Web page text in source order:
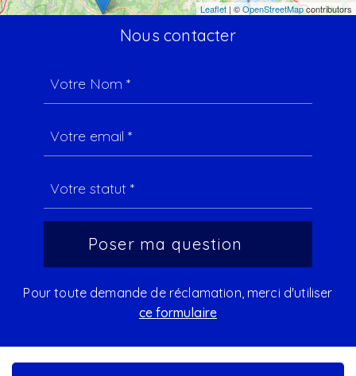
Leaflet | ©OpenStreetMapcontributors
Nous contacter
Pour toute demande de réclamation, merci d'utiliser
ce formulaire